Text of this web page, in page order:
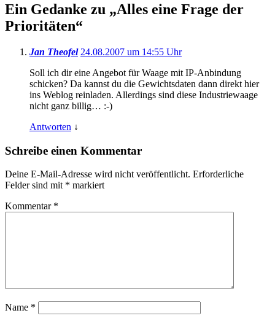
Ein Gedanke zu „Alles eine Frage der
Prioritäten“
Jan Theofel 24.08.2007 um 14:55 Uhr
Soll ich dir eine Angebot für Waage mit IP-Anbindung
schicken? Da kannst du die Gewichtsdaten dann direkt hier
ins Weblog reinladen. Allerdings sind diese Industriewaage
nicht ganz billig… :-)
Antworten ↓
Schreibe einen Kommentar
Deine E-Mail-Adresse wird nicht veröffentlicht. Erforderliche
Felder sind mit * markiert
Kommentar *
Name *